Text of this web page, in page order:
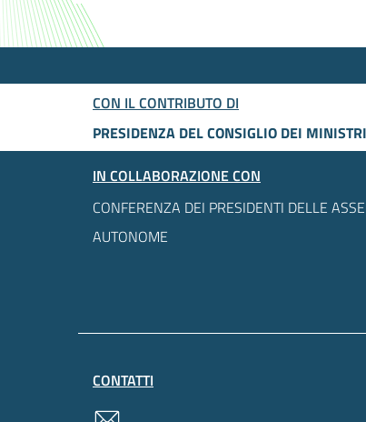
CON IL CONTRIBUTO DI
PRESIDENZA DEL CONSIGLIO DEI MINISTRI
IN COLLABORAZIONE CON
CONFERENZA DEI PRESIDENTI DELLE
AUTONOME
CONTATTI